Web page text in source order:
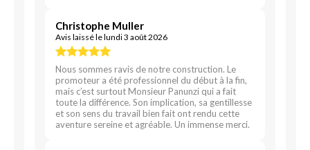
Christophe Muller
Avis laissé le lundi 3 août 2026
Nous sommes ravis de notre construction. Le
promoteur a été professionnel du début à la fin,
mais c’est surtout Monsieur Panunzi qui a fait
toute la différence. Son implication, sa gentillesse
et son sens du travail bien fait ont rendu cette
aventure sereine et agréable. Un immense merci.